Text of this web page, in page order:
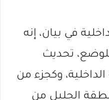
في بيان، إنه
تحديث
وكجزء من
الجليل من